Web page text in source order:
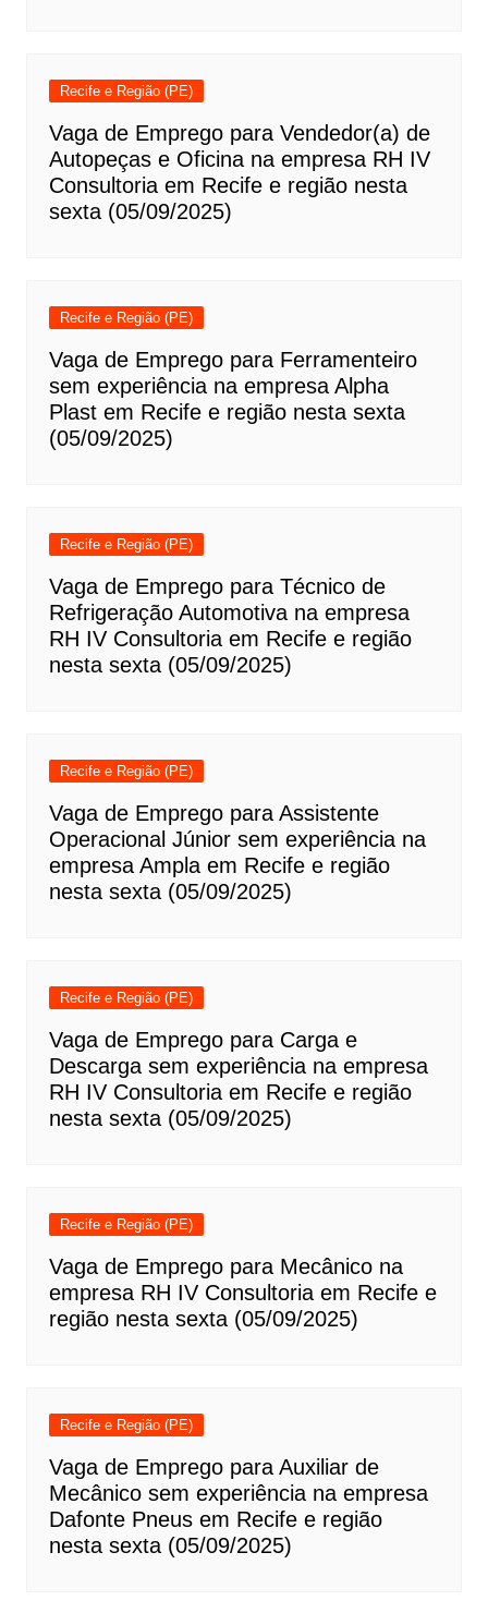
Recife e Região (PE)
Vaga de Emprego para Vendedor(a) de
Autopeças e Oficina na empresa RH IV
Consultoria em Recife e região nesta
sexta (05/09/2025)
Recife e Região (PE)
Vaga de Emprego para Ferramenteiro
sem experiência na empresa Alpha
Plast em Recife e região nesta sexta
(05/09/2025)
Recife e Região (PE)
Vaga de Emprego para Técnico de
Refrigeração Automotiva na empresa
RH IV Consultoria em Recife e região
nesta sexta (05/09/2025)
Recife e Região (PE)
Vaga de Emprego para Assistente
Operacional Júnior sem experiência na
empresa Ampla em Recife e região
nesta sexta (05/09/2025)
Recife e Região (PE)
Vaga de Emprego para Carga e
Descarga sem experiência na empresa
RH IV Consultoria em Recife e região
nesta sexta (05/09/2025)
Recife e Região (PE)
Vaga de Emprego para Mecânico na
empresa RH IV Consultoria em Recife e
região nesta sexta (05/09/2025)
Recife e Região (PE)
Vaga de Emprego para Auxiliar de
Mecânico sem experiência na empresa
Dafonte Pneus em Recife e região
nesta sexta (05/09/2025)